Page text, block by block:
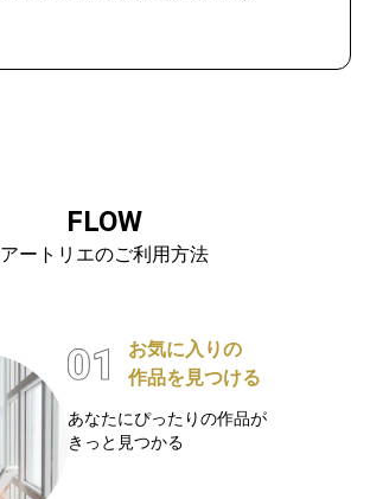
FLOW
アートリエのご利用方法
お気に入りの
作品を見つける
あなたにぴったりの作品が
きっと見つかる